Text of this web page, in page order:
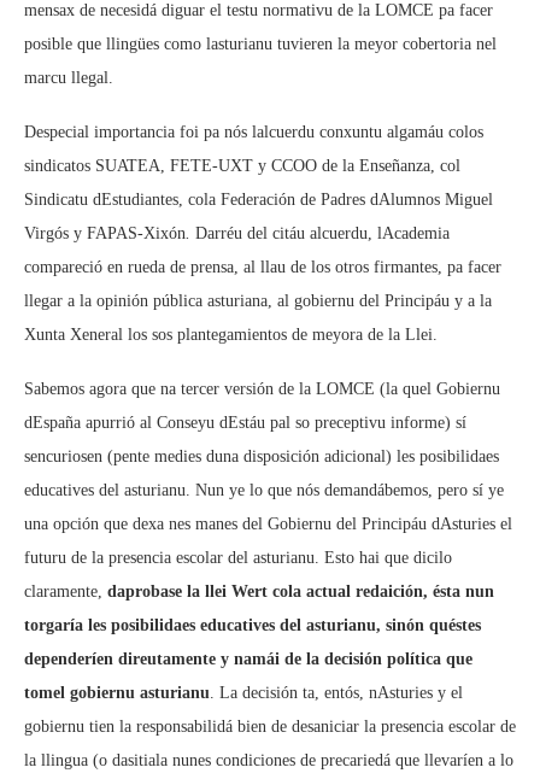
mensax de necesidá diguar el testu normativu de la LOMCE pa facer
posible que llingües como lasturianu tuvieren la meyor cobertoria nel
marcu llegal.
Despecial importancia foi pa nós lalcuerdu conxuntu algamáu colos
sindicatos SUATEA, FETE-UXT y CCOO de la Enseñanza, col
Sindicatu dEstudiantes, cola Federación de Padres dAlumnos Miguel
Virgós y FAPAS-Xixón. Darréu del citáu alcuerdu, lAcademia
compareció en rueda de prensa, al llau de los otros firmantes, pa facer
llegar a la opinión pública asturiana, al gobiernu del Principáu y a la
Xunta Xeneral los sos plantegamientos de meyora de la Llei.
Sabemos agora que na tercer versión de la LOMCE (la quel Gobiernu
dEspaña apurrió al Conseyu dEstáu pal so preceptivu informe) sí
sencuriosen (pente medies duna disposición adicional) les posibilidaes
educatives del asturianu. Nun ye lo que nós demandábemos, pero sí ye
una opción que dexa nes manes del Gobiernu del Principáu dAsturies el
futuru de la presencia escolar del asturianu. Esto hai que dicilo
claramente, daprobase la llei Wert cola actual redaición, ésta nun
torgaría les posibilidaes educatives del asturianu, sinón quéstes
dependeríen direutamente y namái de la decisión política que
tomel gobiernu asturianu. La decisión ta, entós, nAsturies y el
gobiernu tien la responsabilidá bien de desaniciar la presencia escolar de
la llingua (o dasitiala nunes condiciones de precariedá que llevaríen a lo